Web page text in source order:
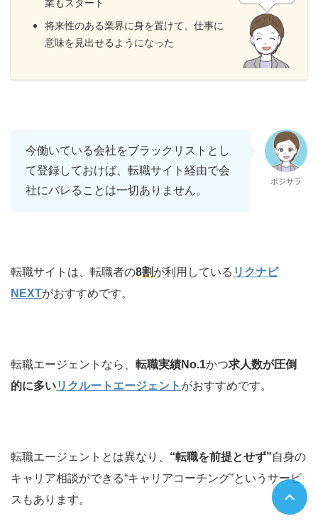
業もスタート
将来性のある業界に身を置けて、仕事に
意味を見出せるようになった
今働いている会社をブラックリストとし
て登録しておけば、転職サイト経由で会
社にバレることは一切ありません。
ポジサラ
転職サイトは、転職者の8割が利用している リクナビ
NEXTがおすすめです。
転職エージェントなら、 転職実績No.1かつ求人数が圧倒
的に多いリクルートエージェント がおすすめです。
転職エージェントとは異なり、 “転職を前提とせず”自身の
キャリア相談ができる“キャリアコーチング”というサービ
スもあります。